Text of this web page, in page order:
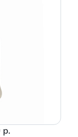
р.